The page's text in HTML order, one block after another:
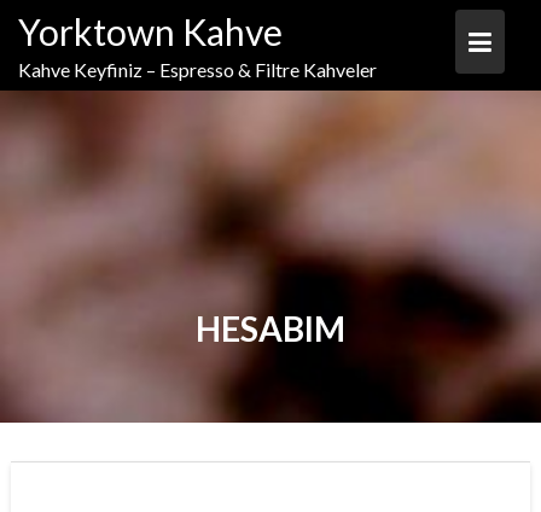
content
Yorktown Kahve
Kahve Keyfiniz – Espresso & Filtre Kahveler
HESABIM